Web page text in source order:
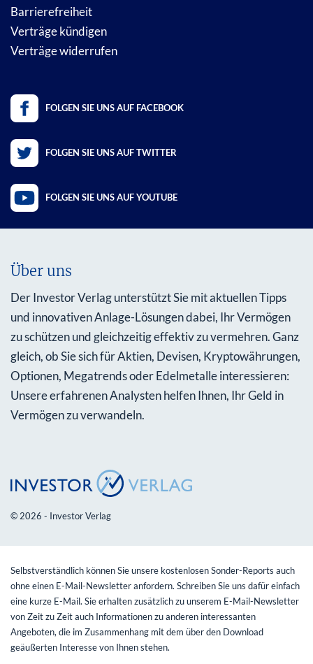
Barrierefreiheit
Verträge kündigen
Verträge widerrufen
FOLGEN SIE UNS AUF FACEBOOK
FOLGEN SIE UNS AUF TWITTER
FOLGEN SIE UNS AUF YOUTUBE
Über uns
Der Investor Verlag unterstützt Sie mit aktuellen Tipps
und innovativen Anlage-Lösungen dabei, Ihr Vermögen
zu schützen und gleichzeitig effektiv zu vermehren. Ganz
gleich, ob Sie sich für Aktien, Devisen, Kryptowährungen,
Optionen, Megatrends oder Edelmetalle interessieren:
Unsere erfahrenen Analysten helfen Ihnen, Ihr Geld in
Vermögen zu verwandeln.
© 2026 - Investor Verlag
Selbstverständlich können Sie unsere kostenlosen Sonder-Reports auch
ohne einen E-Mail-Newsletter anfordern. Schreiben Sie uns dafür einfach
eine kurze E-Mail. Sie erhalten zusätzlich zu unserem E-Mail-Newsletter
von Zeit zu Zeit auch Informationen zu anderen interessanten
Angeboten, die im Zusammenhang mit dem über den Download
geäußerten Interesse von Ihnen stehen.